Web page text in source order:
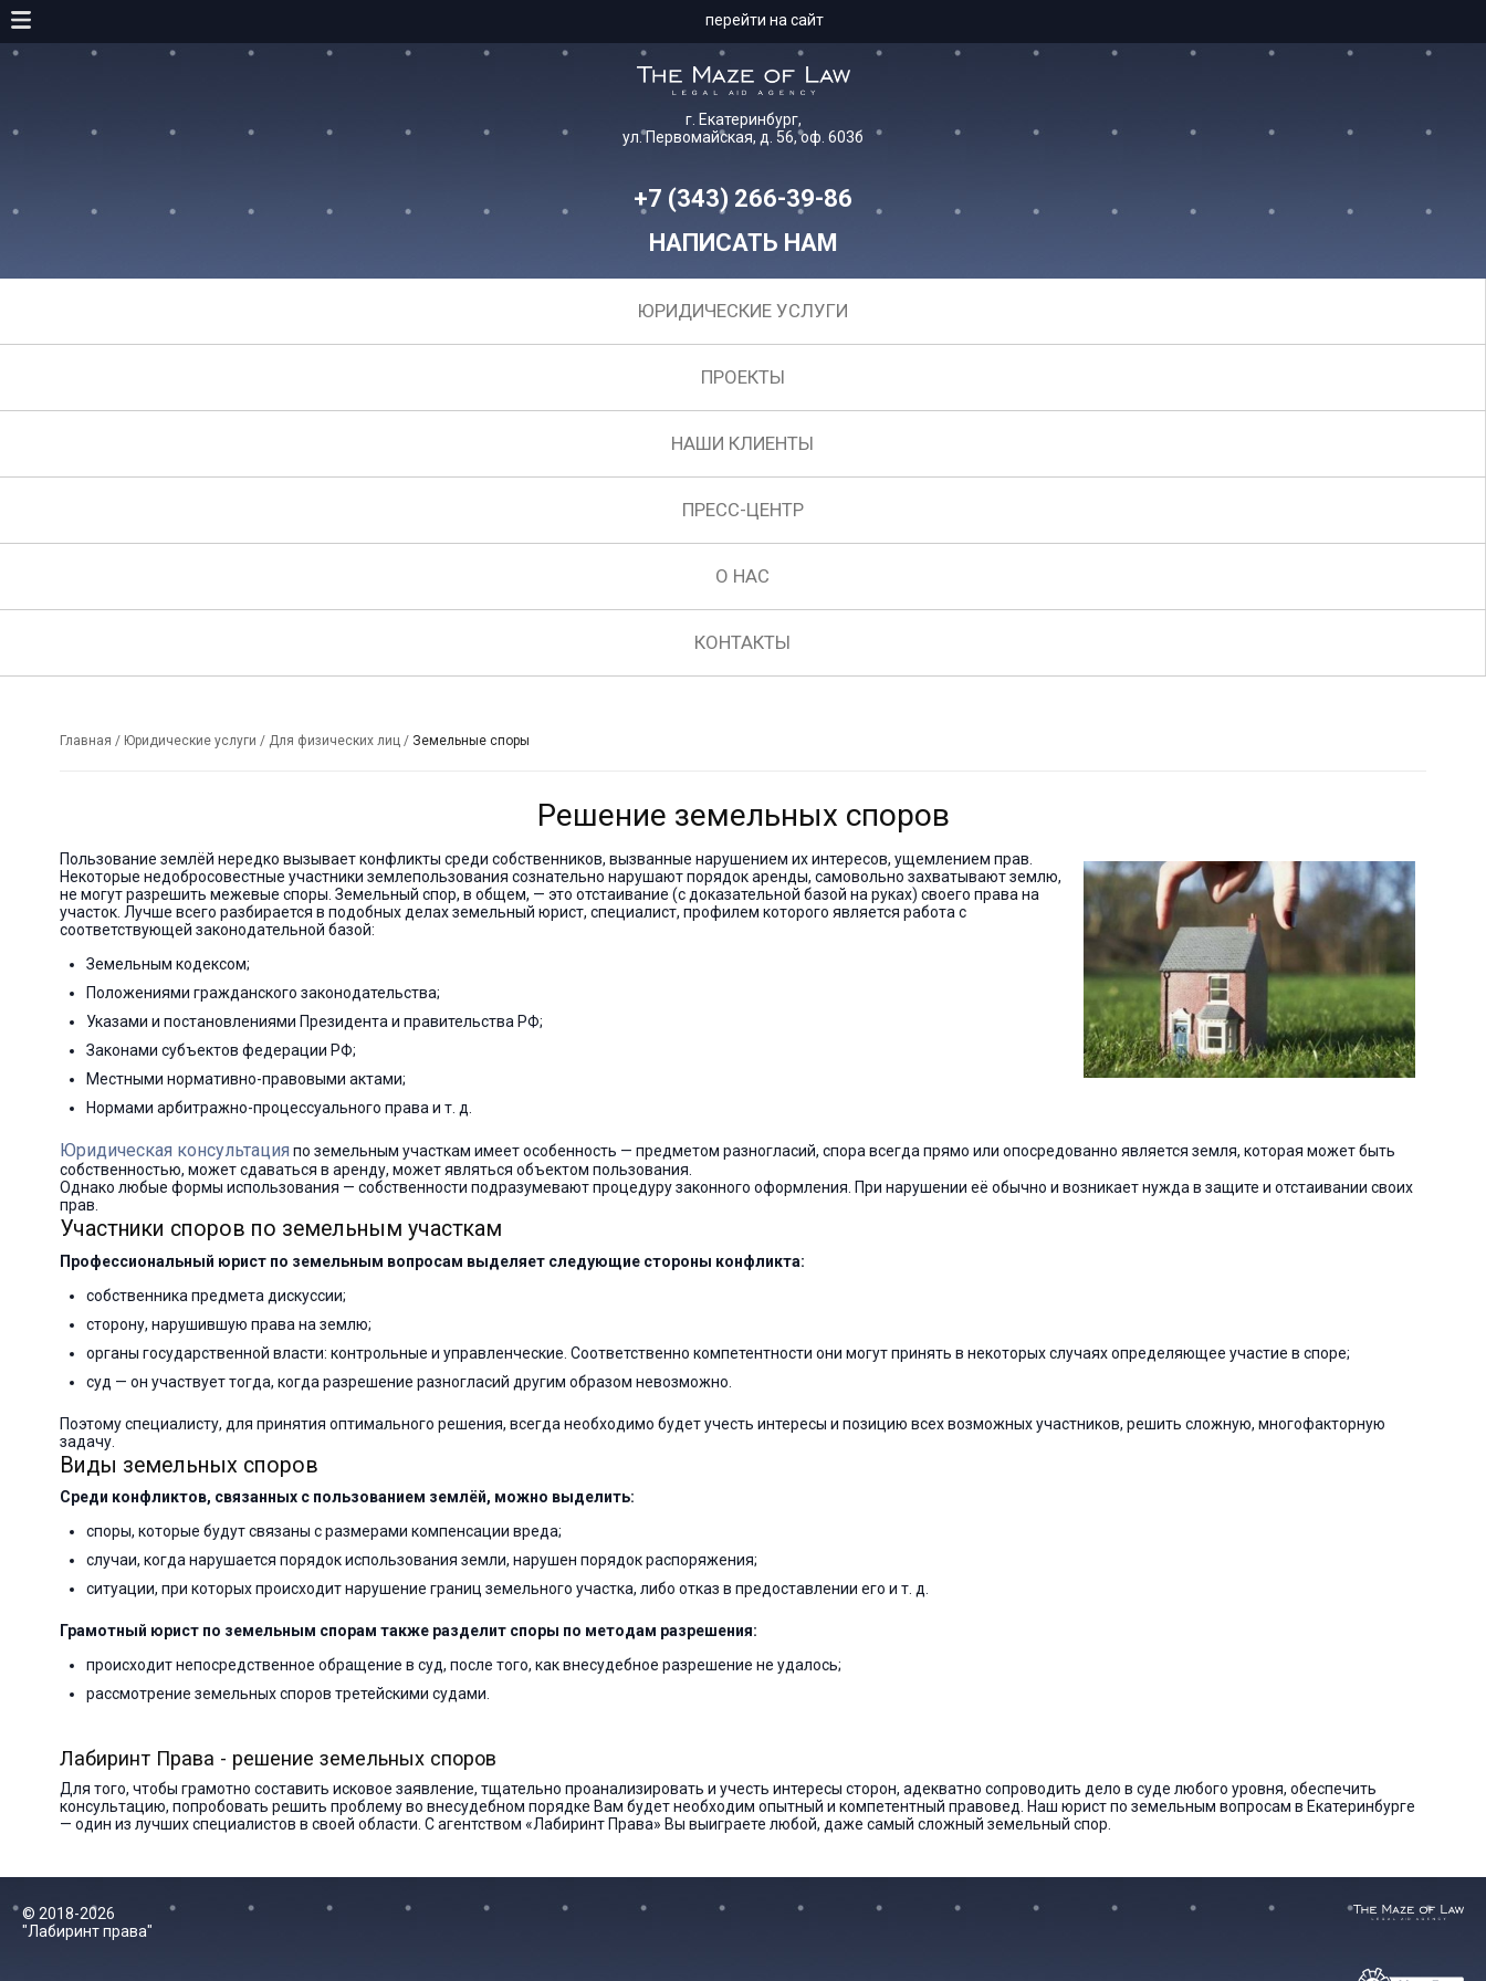
перейти на сайт
г. Екатеринбург,
ул. Первомайская, д. 56, оф. 603б
+7 (343) 266-39-86
НАПИСАТЬ НАМ
ЮРИДИЧЕСКИЕ УСЛУГИ
ПРОЕКТЫ
НАШИ КЛИЕНТЫ
ПРЕСС-ЦЕНТР
О НАС
КОНТАКТЫ
Главная / Юридические услуги / Для физических лиц/ Земельные споры
Решение земельных споров
Пользование землёй нередко вызывает конфликты среди собственников, вызванные нарушением их интересов, ущемлением прав.
Некоторые недобросовестные участники землепользования сознательно нарушают порядок аренды, самовольно захватывают землю,
не могут разрешить межевые споры. Земельный спор, в общем, — это отстаивание (с доказательной базой на руках) своего права на
участок. Лучше всего разбирается в подобных делах земельный юрист, специалист, профилем которого является работа с
соответствующей законодательной базой:
Земельным кодексом;
Положениями гражданского законодательства;
Указами и постановлениями Президента и правительства РФ;
Законами субъектов федерации РФ;
Местными нормативно-правовыми актами;
Нормами арбитражно-процессуального права и т. д.
Юридическая консультация по земельным участкам имеет особенность — предметом разногласий, спора всегда прямо или опосредованно является земля, которая может быть
собственностью, может сдаваться в аренду, может являться объектом пользования.
Однако любые формы использования — собственности подразумевают процедуру законного оформления. При нарушении её обычно и возникает нужда в защите и отстаивании своих
прав.
Участники споров по земельным участкам
Профессиональный юрист по земельным вопросам выделяет следующие стороны конфликта:
собственника предмета дискуссии;
сторону, нарушившую права на землю;
органы государственной власти: контрольные и управленческие. Соответственно компетентности они могут принять в некоторых случаях определяющее участие в споре;
суд — он участвует тогда, когда разрешение разногласий другим образом невозможно.
Поэтому специалисту, для принятия оптимального решения, всегда необходимо будет учесть интересы и позицию всех возможных участников, решить сложную, многофакторную
задачу.
Виды земельных споров
Среди конфликтов, связанных с пользованием землёй, можно выделить:
споры, которые будут связаны с размерами компенсации вреда;
случаи, когда нарушается порядок использования земли, нарушен порядок распоряжения;
ситуации, при которых происходит нарушение границ земельного участка, либо отказ в предоставлении его и т. д.
Грамотный юрист по земельным спорам также разделит споры по методам разрешения:
происходит непосредственное обращение в суд, после того, как внесудебное разрешение не удалось;
рассмотрение земельных споров третейскими судами.
Лабиринт Права - решение земельных споров
Для того, чтобы грамотно составить исковое заявление, тщательно проанализировать и учесть интересы сторон, адекватно сопроводить дело в суде любого уровня, обеспечить
консультацию, попробовать решить проблему во внесудебном порядке Вам будет необходим опытный и компетентный правовед. Наш юрист по земельным вопросам в Екатеринбурге
— один из лучших специалистов в своей области. С агентством «Лабиринт Права» Вы выиграете любой, даже самый сложный земельный спор.
© 2018-2026
"Лабиринт права"